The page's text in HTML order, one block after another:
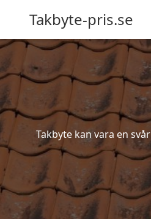
Takbyte-pris.se
Takbyte kan vara en